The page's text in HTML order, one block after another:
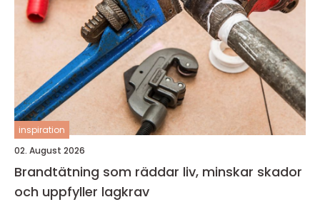
inspiration
02. August 2026
Brandtätning som räddar liv, minskar skador
och uppfyller lagkrav